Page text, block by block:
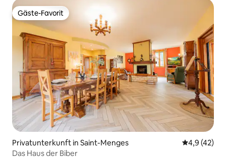
Gäste-Favorit
Gäste-Favorit
Privatunterkunft in Saint-Menges
4,9 (42)
Das Haus der Biber